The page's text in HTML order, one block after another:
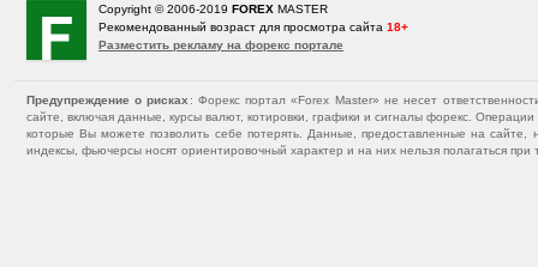
Copyright © 2006-2019 FOREX MASTER
Рекомендованный возраст для просмотра сайта 18+
Разместить рекламу на форекс портале
Предупреждение о рисках : Форекс портал «Forex Master» не несет
сайте, включая данные, курсы валют, котировки, графики и сигналы форекс.
которые Вы можете позволить себе потерять. Данные, предоставленные на
индексы, фьючерсы носят ориентировочный характер и на них нельзя полагаться при